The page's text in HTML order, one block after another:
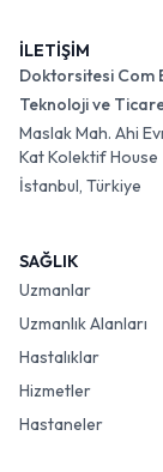
İLETİŞİM
Doktorsitesi Com
Teknoloji ve
Maslak Mah. Ahi
Kat Kolektif House
İstanbul, Türkiye
SAĞLIK
Uzmanlar
Uzmanlık Alanları
Hastalıklar
Hizmetler
Hastaneler